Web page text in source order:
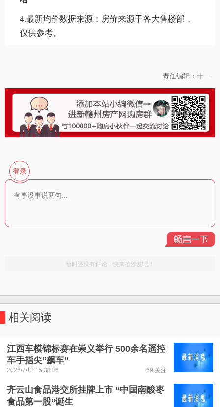
4.最新均价数据来源：房价来源于各大售楼部，
仅供参考。
责任编辑：十一
相关阅读
江西车模锦标赛在崇义举行 500余名遥控
车手指尖“飙车”
2026/7/13 15:33:36 69 关注
齐云山食品港交所挂牌上市 “中国南酸枣
食品第一股”诞生